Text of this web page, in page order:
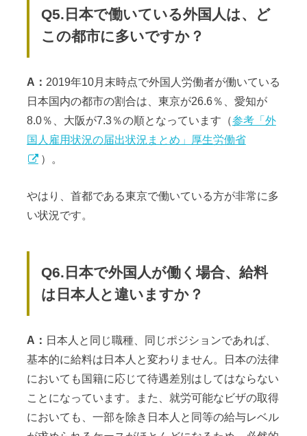
Q5.日本で働いている外国人は、ど
この都市に多いですか？
A： 2019年10月末時点で外国人労働者が働いている
日本国内の都市の割合は、東京が26.6％、愛知が
8.0％、大阪が7.3％の順となっています（参考「外
国人雇用状況の届出状況まとめ」厚生労働省
）。
やはり、首都である東京で働いている方が非常に多
い状況です。
Q6.日本で外国人が働く場合、給料
は日本人と違いますか？
A： 日本人と同じ職種、同じポジションであれば、
基本的に給料は日本人と変わりません。日本の法律
においても国籍に応じて待遇差別はしてはならない
ことになっています。また、就労可能なビザの取得
においても、一部を除き日本人と同等の給与レベル